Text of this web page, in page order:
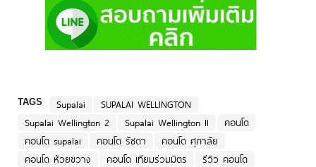
TAGS Supalai
SUPALAI WELLINGTON
Supalai Wellington 2
Supalai Wellington II
คอนโด
คอนโด supalai
คอนโด รัชดา
คอนโด ศุภาลัย
คอนโด ห้วยขวาง
คอนโด เทียมร่วมมิตร
รีวิว คอนโด